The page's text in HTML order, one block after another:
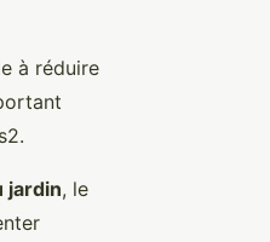
à réduire
jardin, le